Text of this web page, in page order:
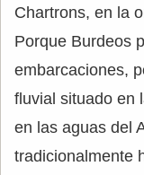
Chartrons, en la
Porque Burdeos
embarcaciones,
fluvial situado en
en las aguas del
tradicionalmente